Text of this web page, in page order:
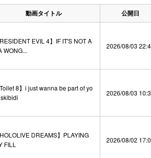
動画タイトル 公開日
RESIDENT EVIL 4】IF IT'S NOT A
WONG...
2026/08/03
Toilet 8】i just wanna be part of yo
2026/08/03
HOLOLIVE DREAMS】PLAYING
FILL
2026/08/02